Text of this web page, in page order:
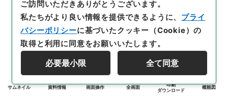
サムネイル 資料情報 画面操作 全画面
印刷
ダウンロード
概観図
ご訪問いただきありがとうございます。
私たちがより良い情報を提供できるように、 プライ
バシーポリシーに基づいたクッキー（Cookie）の
取得と利用に同意をお願いいたします。
必要最小限 全て同意